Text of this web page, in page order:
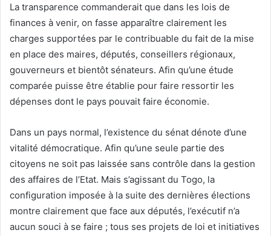
La transparence commanderait que dans les lois de
finances à venir, on fasse apparaître clairement les
charges supportées par le contribuable du fait de la mise
en place des maires, députés, conseillers régionaux,
gouverneurs et bientôt sénateurs. Afin qu’une étude
comparée puisse être établie pour faire ressortir les
dépenses dont le pays pouvait faire économie.
Dans un pays normal, l’existence du sénat dénote d’une
vitalité démocratique. Afin qu’une seule partie des
citoyens ne soit pas laissée sans contrôle dans la gestion
des affaires de l’Etat. Mais s’agissant du Togo, la
configuration imposée à la suite des dernières élections
montre clairement que face aux députés, l’exécutif n’a
aucun souci à se faire ; tous ses projets de loi et initiatives